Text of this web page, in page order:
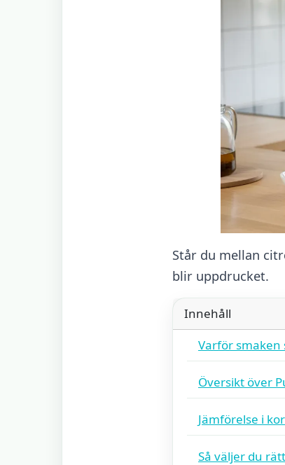
Står du mellan
blir uppdrucket.
Innehåll
Varför smaken
Översikt över
Jämförelse i
Så väljer du